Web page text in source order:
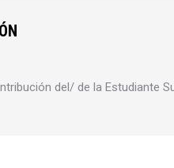
del/ de la Estudiante